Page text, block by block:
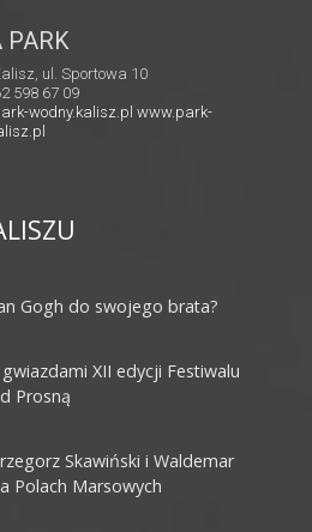
PARK
ul. Sportowa 10
598 67 09
wodny.kalisz.pl www.park-
Gogh do swojego brata?
gwiazdami XII edycji Festiwalu
Prosną
Skawiński i Waldemar
Polach Marsowych